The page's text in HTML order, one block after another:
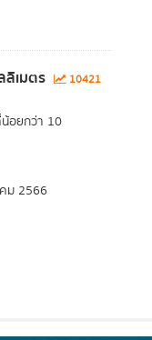
เมตร
10421
อยกว่า 10
ม 2566